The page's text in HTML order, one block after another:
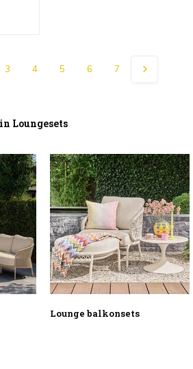
3 4 5 6 7
Loungesets
Lounge balkonsets